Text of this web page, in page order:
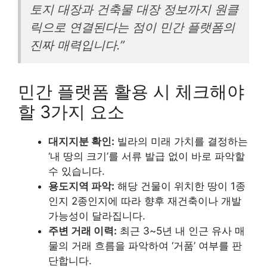
토지 대장과 건축물 대장 정보까지 원클
릭으로 연결된다는 점이 민간 플랫폼의
진짜 매력입니다.”
민간 플랫폼 활용 시 체크해야
할 3가지 요소
대지지분 확인: 빌라의 미래 가치를 결정하는
‘내 땅의 크기’를 서류 발급 없이 바로 파악할
수 있습니다.
용도지역 파악: 해당 건물이 위치한 땅이 1종
인지 2종인지에 따라 향후 재건축이나 개발
가능성이 달라집니다.
주변 거래 이력: 최근 3~5년 내 인근 유사 매
물의 거래 흐름을 파악하여 ‘거품’ 여부를 판
단합니다.